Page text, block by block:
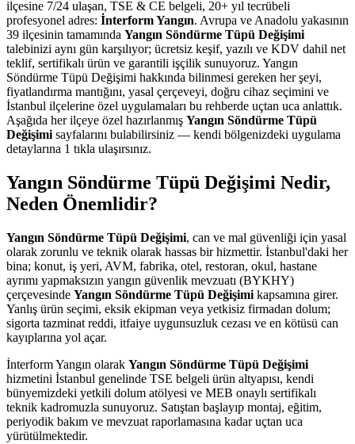
ilçesine 7/24 ulaşan, TSE & CE belgeli, 20+ yıl tecrübeli
profesyonel adres: İnterform Yangın. Avrupa ve Anadolu yakasının
39 ilçesinin tamamında Yangın Söndürme Tüpü Değişimi
talebinizi aynı gün karşılıyor; ücretsiz keşif, yazılı ve KDV dahil net
teklif, sertifikalı ürün ve garantili işçilik sunuyoruz. Yangın
Söndürme Tüpü Değişimi hakkında bilinmesi gereken her şeyi,
fiyatlandırma mantığını, yasal çerçeveyi, doğru cihaz seçimini ve
İstanbul ilçelerine özel uygulamaları bu rehberde uçtan uca anlattık.
Aşağıda her ilçeye özel hazırlanmış Yangın Söndürme Tüpü
Değişimisayfalarını bulabilirsiniz — kendi bölgenizdeki uygulama
detaylarına 1 tıkla ulaşırsınız.
Yangın Söndürme Tüpü Değişimi Nedir,
Neden Önemlidir?
Yangın Söndürme Tüpü Değişimi, can ve mal güvenliği için yasal
olarak zorunlu ve teknik olarak hassas bir hizmettir. İstanbul'daki her
bina; konut, iş yeri, AVM, fabrika, otel, restoran, okul, hastane
ayrımı yapmaksızın yangın güvenlik mevzuatı (BYKHY)
çerçevesinde Yangın Söndürme Tüpü Değişimi kapsamına girer.
Yanlış ürün seçimi, eksik ekipman veya yetkisiz firmadan dolum;
sigorta tazminat reddi, itfaiye uygunsuzluk cezası ve en kötüsü can
kayıplarına yol açar.
İnterform Yangın olarak Yangın Söndürme Tüpü Değişimi
hizmetini İstanbul genelinde TSE belgeli ürün altyapısı, kendi
bünyemizdeki yetkili dolum atölyesi ve MEB onaylı sertifikalı
teknik kadromuzla sunuyoruz. Satıştan başlayıp montaj, eğitim,
periyodik bakım ve mevzuat raporlamasına kadar uçtan uca
yürütülmektedir.